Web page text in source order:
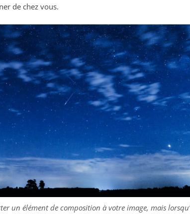
de chez vous.
un élément de composition à votre image, mais